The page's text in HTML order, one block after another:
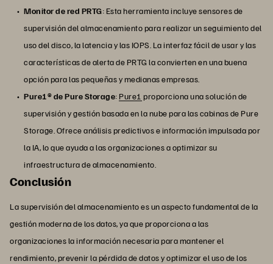
Monitor de red PRTG: Esta herramienta incluye sensores de
supervisión del almacenamiento para realizar un seguimiento del
uso del disco, la latencia y las IOPS. La interfaz fácil de usar y las
características de alerta de PRTG la convierten en una buena
opción para las pequeñas y medianas empresas.
Pure1® de Pure Storage:Pure1 proporciona una solución de
supervisión y gestión basada en la nube para las cabinas de Pure
Storage. Ofrece análisis predictivos e información impulsada por
la IA, lo que ayuda a las organizaciones a optimizar su
infraestructura de almacenamiento.
Conclusión
La supervisión del almacenamiento es un aspecto fundamental de la
gestión moderna de los datos, ya que proporciona a las
organizaciones la información necesaria para mantener el
rendimiento, prevenir la pérdida de datos y optimizar el uso de los